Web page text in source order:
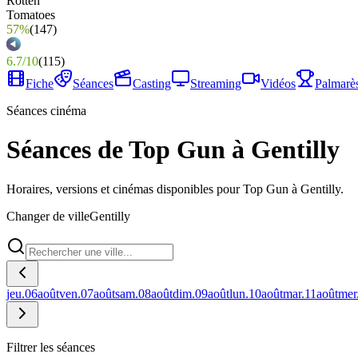
57%(147)
6.7/10(115)
Fiche
Séances Casting Streaming Vidéos
Séances cinéma
Séances de Top Gun à Gentilly
Horaires, versions et cinémas disponibles pour Top Gun à Gentilly.
Changer de villeGentilly
jeu.06aoûtven.07aoûtsam.08aoûtdim.09aoûtlun.10aoûtmar.11aoûtmer.
Filtrer les séances